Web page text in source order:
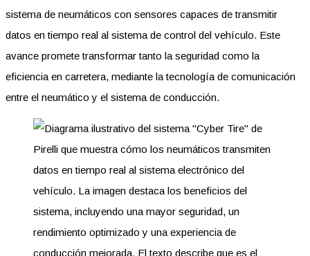
sistema de neumáticos con sensores capaces de transmitir
datos en tiempo real al sistema de control del vehículo. Este
avance promete transformar tanto la seguridad como la
eficiencia en carretera, mediante la tecnología de comunicación
entre el neumático y el sistema de conducción.